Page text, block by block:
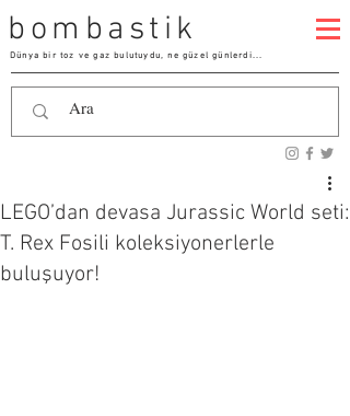
bombastik
Dünya bir toz ve gaz bulutuydu, ne güzel günlerdi...
LEGO’dan devasa Jurassic World seti:
T. Rex Fosili koleksiyonerlerle
buluşuyor!